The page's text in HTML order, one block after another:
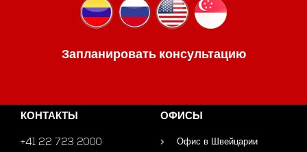
Запланировать консультацию
КОНТАКТЫ
+41 22 723 2000
ОФИСЫ
Офис в Швейцарии